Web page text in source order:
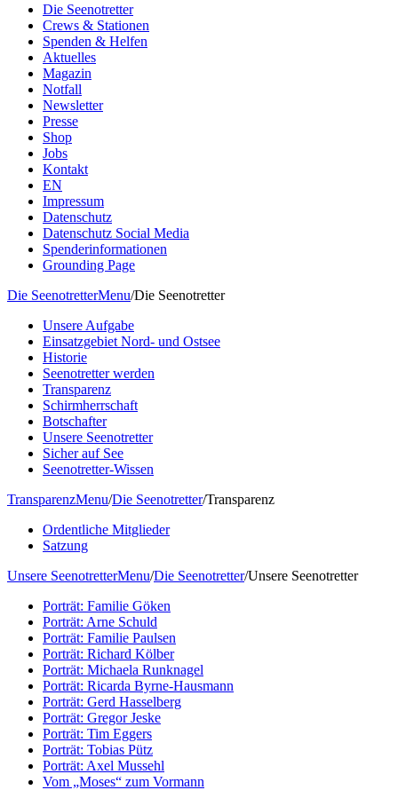
Die Seenotretter
Crews & Stationen
Spenden & Helfen
Aktuelles
Magazin
Notfall
Newsletter
Presse
Shop
Jobs
Kontakt
EN
Impressum
Datenschutz
Datenschutz Social Media
Spenderinformationen
Grounding Page
Die SeenotretterMenu/Die Seenotretter
Unsere Aufgabe
Einsatzgebiet Nord- und Ostsee
Historie
Seenotretter werden
Transparenz
Schirmherrschaft
Botschafter
Unsere Seenotretter
Sicher auf See
Seenotretter-Wissen
TransparenzMenu/Die Seenotretter/Transparenz
Ordentliche Mitglieder
Satzung
Unsere SeenotretterMenu/Die Seenotretter/Unsere Seenotretter
Porträt: Familie Göken
Porträt: Arne Schuld
Porträt: Familie Paulsen
Porträt: Richard Kölber
Porträt: Michaela Runknagel
Porträt: Ricarda Byrne-Hausmann
Porträt: Gerd Hasselberg
Porträt: Gregor Jeske
Porträt: Tim Eggers
Porträt: Tobias Pütz
Porträt: Axel Mussehl
Vom „Moses“ zum Vormann